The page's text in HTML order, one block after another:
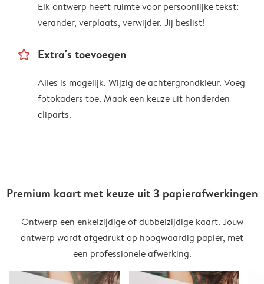
Elk ontwerp heeft ruimte voor persoonlijke tekst:
verander, verplaats, verwijder. Jij beslist!
star_outline Extra's toevoegen
Alles is mogelijk. Wijzig de achtergrondkleur. Voeg
fotokaders toe. Maak een keuze uit honderden
cliparts.
Premium kaart met keuze uit 3 papierafwerkingen
Ontwerp een enkelzijdige of dubbelzijdige kaart. Jouw
ontwerp wordt afgedrukt op hoogwaardig papier, met
een professionele afwerking.